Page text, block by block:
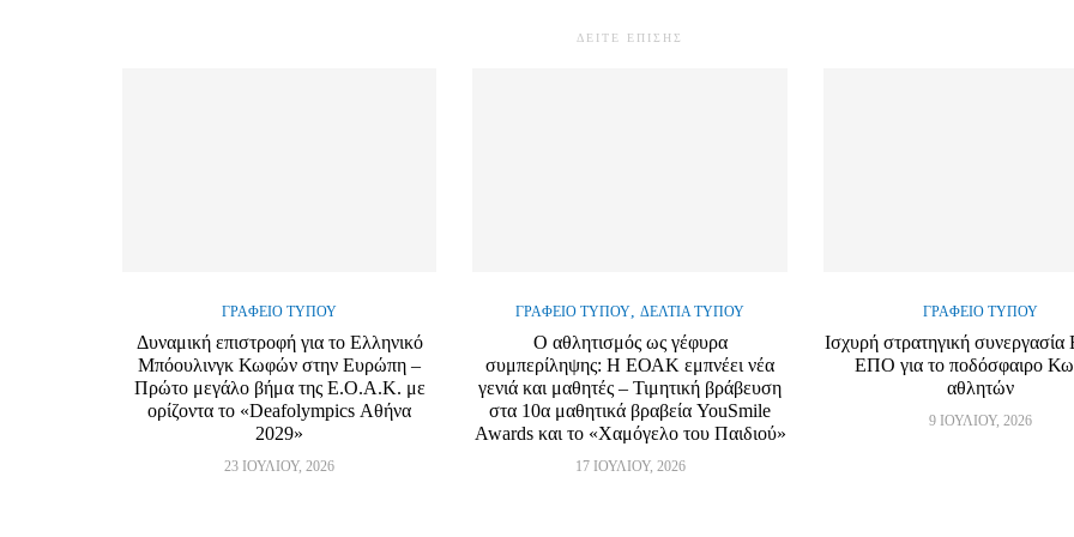
ΔΕΙΤΕ ΕΠΙΣΗΣ
ΓΡΑΦΕΊΟ ΤΎΠΟΥ
Δυναμική επιστροφή για το Ελληνικό
Μπόουλινγκ Κωφών στην Ευρώπη –
Πρώτο μεγάλο βήμα της Ε.Ο.Α.Κ. με
ορίζοντα το «Deafolympics Αθήνα
2029»
23 ΙΟΥΛΊΟΥ, 2026
ΓΡΑΦΕΊΟ ΤΎΠΟΥ,ΔΕΛΤΊΑ ΤΎΠΟΥ
Ο αθλητισμός ως γέφυρα
συμπερίληψης: Η ΕΟΑΚ εμπνέει νέα
γενιά και μαθητές – Τιμητική βράβευση
στα 10α μαθητικά βραβεία YouSmile
Awards και το «Χαμόγελο του Παιδιού»
17 ΙΟΥΛΊΟΥ, 2026
ΓΡΑΦΕΊΟ ΤΎΠΟΥ
Ισχυρή στρατηγική
ΕΠΟ για το ποδόσφαιρο
αθλητών
9 ΙΟΥΛΊΟΥ, 2026